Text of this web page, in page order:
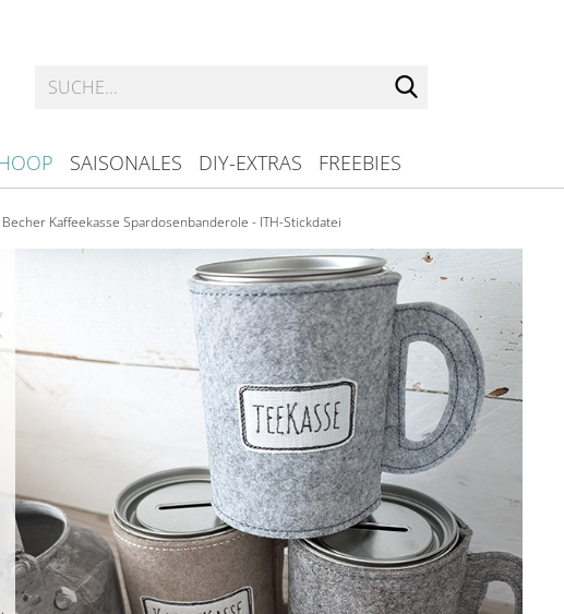
SAISONALES DIY-EXTRAS FREEBIES
Becher Kaffeekasse Spardosenbanderole - ITH-Stickdatei